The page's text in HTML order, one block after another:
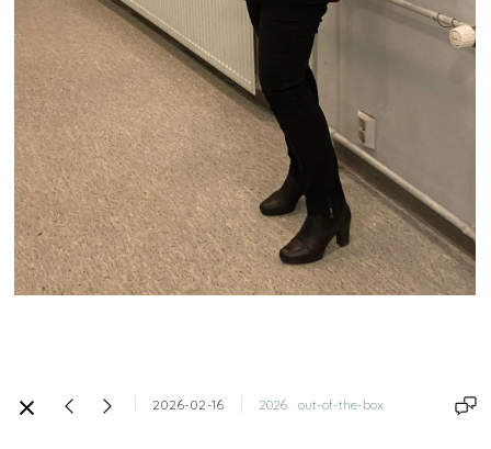
2026-02-16 2026 out-of-the-box